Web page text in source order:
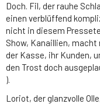
Doch. Fil, der rauhe
einen verblüffend
nicht in diesem
Show, Kanaillien, macht
der Kasse, ihr Kunden,
den Trost doch
).
Loriot, der glanzvolle